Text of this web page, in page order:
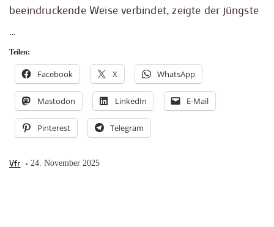
beeindruckende Weise verbindet, zeigte der jüngste
…
Teilen:
Facebook X WhatsApp
Mastodon LinkedIn E-Mail
Pinterest Telegram
Vfr 24. November 2025